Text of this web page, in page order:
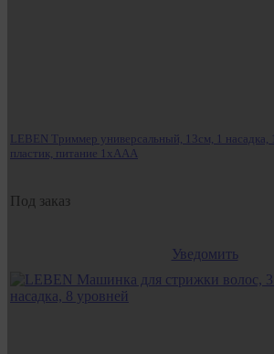
LEBEN Триммер универсальный, 13см, 1
пластик, питание 1xААA
Под заказ
Уведомить